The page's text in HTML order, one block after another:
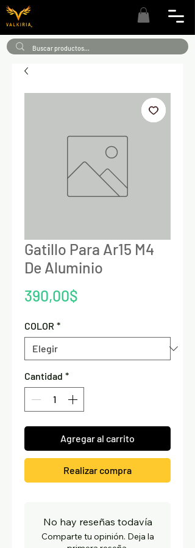
Gatillo Para Ar15 M4
De Aluminio
390,00$
COLOR *
Cantidad *
Agregar al carrito
Realizar compra
No hay reseñas todavía
Comparte tu opinión. Deja la